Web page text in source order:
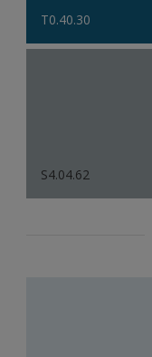
T0.40.30
S4.04.62